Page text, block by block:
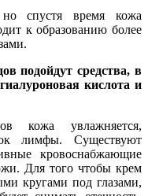
но спустя время кожа
к образованию более
подойдут средства, в
кислота и
кожа увлажняется,
лимфы. Существуют
кровоснабжающие
Для того чтобы крем
кругами под глазами,